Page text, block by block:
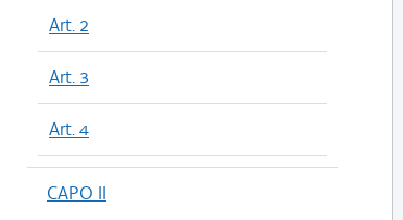
Art. 2
Art. 3
Art. 4
CAPO II